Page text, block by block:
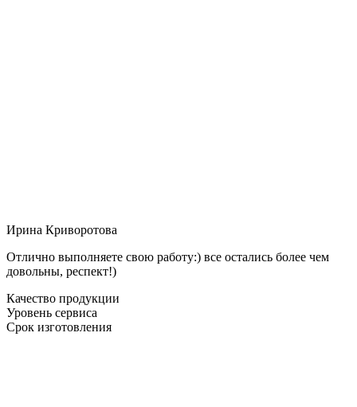
Ирина Криворотова
Отлично выполняете свою работу:) все остались более чем
довольны, респект!)
Качество продукции
Уровень сервиса
Срок изготовления